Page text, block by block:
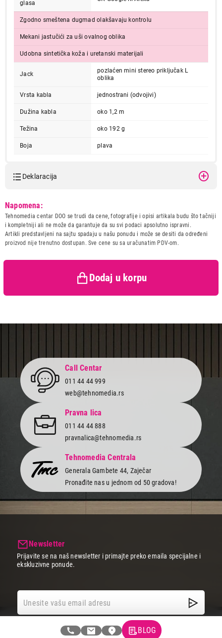
glasa
Zgodno smeštena dugmad olakšavaju kontrolu
Mekani jastučići za uši ovalnog oblika
Udobna sintetička koža i uretanski materijali
Jack
pozlaćen mini stereo priključak L
oblika
Vrsta kabla jednostrani (odvojivi)
Dužina kabla oko 1,2 m
Težina oko 192 g
Boja plava
Deklaracija
Naziv i vrsta robe:
SLUSALICA
Uvoznik:
JOSIPOVIC DOO
Zemlja porekla:
Kina
kupaca po osnovu zakona o
Napomena:
Tehnomedia centar DOO se trudi da cene, fotografije i opisi artikala budu što tačniji
i kompletniji ali ne može da garantuje da su svi podaci apsolutno ispravni.
Artikli predstavljeni na sajtu spadaju u našu ponudu i može se desiti da određeni
proizvod nije trenutno dostupan. Sve cene su sa uračunatim PDV-om.
Dodaj u korpu
Call Centar
011 44 44 999
web@tehnomedia.rs
Pravna lica
011 44 44 888
pravnalica@tehnomedia.rs
Tehnomedia Centrala
Generala Gambete 44, Zaječar
Pronađite nas u jednom od 50 gradova!
Newsletter
Prijavite se na naš newsletter i primajte preko emaila specijalne i
ekskluzivne ponude.
BLOG